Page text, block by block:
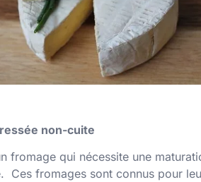
non-cuite
fromage qui nécessite une
Ces fromages sont connus pour